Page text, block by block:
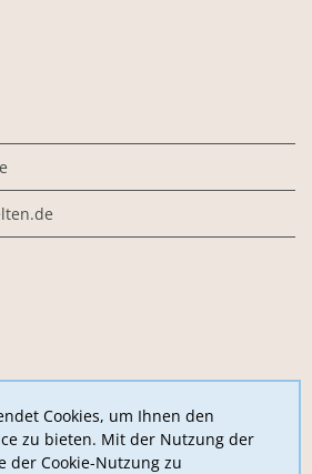
belastbar und möchten uns mit Ihrer
Cookies, um Ihnen den
zu bieten. Mit der Nutzung der
der Cookie-Nutzung zu